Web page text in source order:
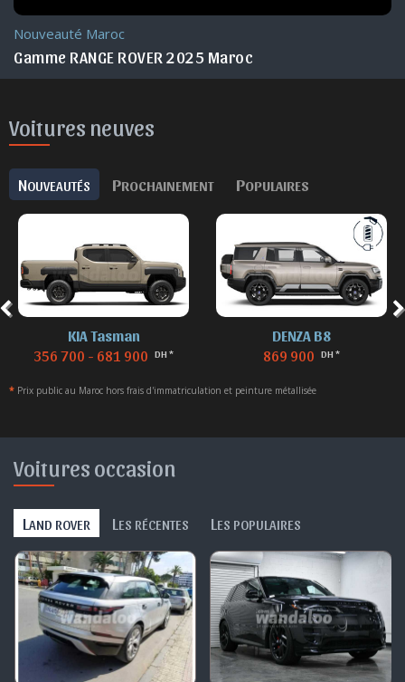
Nouveauté Maroc
Gamme RANGE ROVER 2025 Maroc
Voitures neuves
NOUVEAUTÉS PROCHAINEMENT POPULAIRES
KIA Tasman
356 700 - 681 900 DH *
DENZA B8
869 900 DH *
* Prix public au Maroc hors frais d'immatriculation et peinture métallisée
Voitures occasion
LAND ROVER L ES RÉCENTES L ES POPULAIRES